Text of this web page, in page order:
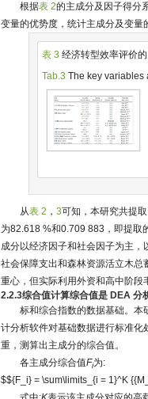
根据表 2的主成分及因子得分
变量的优势度，统计主成分及变量
表 3 经济转型效率评价
Tab.3 The key variables
从表 2 ，3可知，本研究共提
为82.618 %和0.709 883，即提取
成分以经济因子和社会因子为主
社会保障支出和森林资源活立木
重心，但实际利用外资和高中阶段
2.2.3综合值计算综合值是 DEA 分
标和综合指数的数据基础。
计分析软件对基础数据进行标准
重，测算出主成分的综合值。
各主成分综合值Fi为:
$${F_i} = \sum\limits_{i = 1}^K